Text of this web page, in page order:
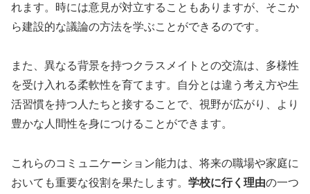
れます。時には意見が対立することもありますが、そこか
ら建設的な議論の方法を学ぶことができるのです。
また、異なる背景を持つクラスメイトとの交流は、多様性
を受け入れる柔軟性を育てます。自分とは違う考え方や生
活習慣を持つ人たちと接することで、視野が広がり、より
豊かな人間性を身につけることができます。
これらのコミュニケーション能力は、将来の職場や家庭に
おいても重要な役割を果たします。 学校に行く理由の一つ